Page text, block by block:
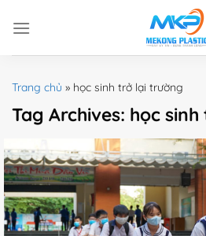
Trang chủ » học sinh trở lại trường
Tag Archives: học